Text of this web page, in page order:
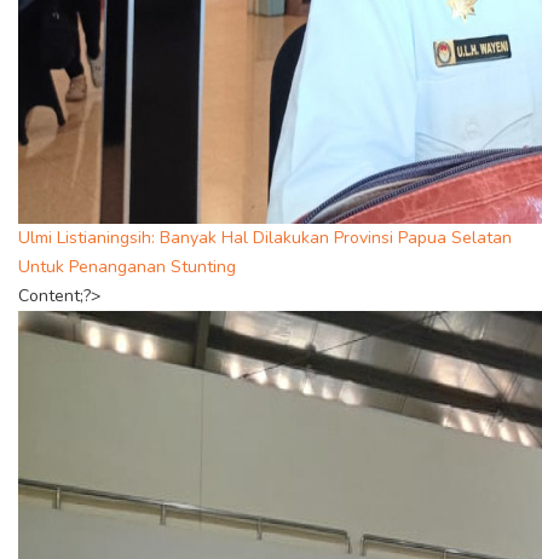
Ulmi Listianingsih: Banyak Hal Dilakukan Provinsi Papua Selatan
Untuk Penanganan Stunting
Content;?>